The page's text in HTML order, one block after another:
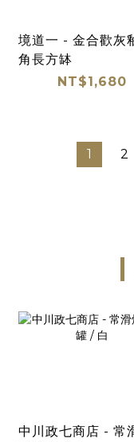
境道一 - 金合歡灰
角長方缽
NT$1,680
1 2
中川政七商店 - 常